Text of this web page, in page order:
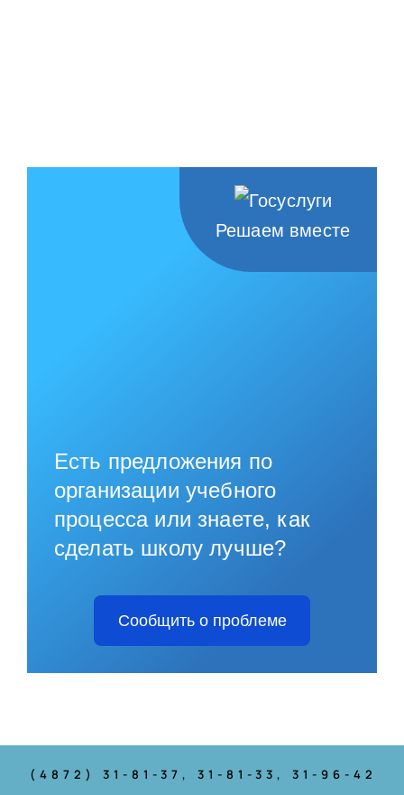
Решаем вместе
Есть предложения по
организации учебного
процесса или знаете, как
сделать школу лучше?
Сообщить о проблеме
(4872) 31-81-37, 31-81-33, 31-96-42